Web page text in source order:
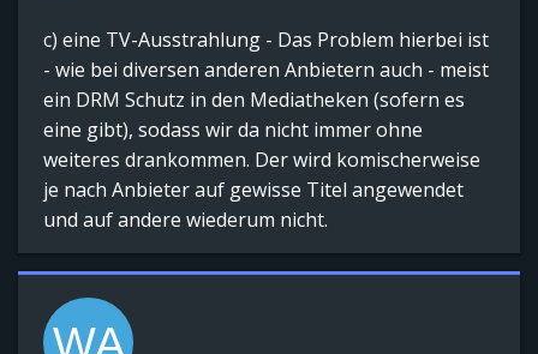
c) eine TV-Ausstrahlung - Das Problem hierbei ist
- wie bei diversen anderen Anbietern auch - meist
ein DRM Schutz in den Mediatheken (sofern es
eine gibt), sodass wir da nicht immer ohne
weiteres drankommen. Der wird komischerweise
je nach Anbieter auf gewisse Titel angewendet
und auf andere wiederum nicht.